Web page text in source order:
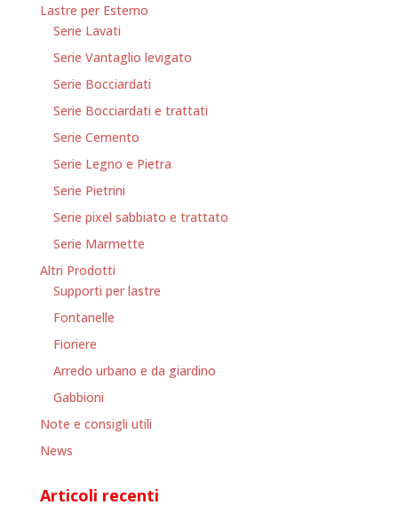
Lastre per Esterno
Serie Lavati
Serie Vantaglio levigato
Serie Bocciardati
Serie Bocciardati e trattati
Serie Cemento
Serie Legno e Pietra
Serie Pietrini
Serie pixel sabbiato e trattato
Serie Marmette
Altri Prodotti
Supporti per lastre
Fontanelle
Fioriere
Arredo urbano e da giardino
Gabbioni
Note e consigli utili
News
Articoli recenti